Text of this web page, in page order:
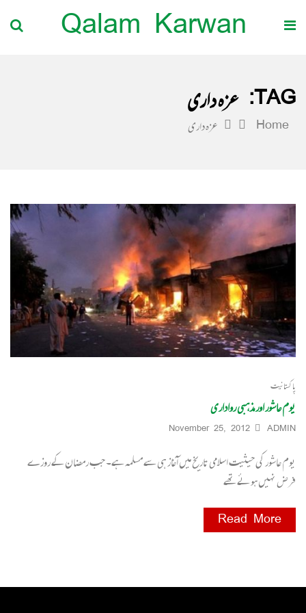
Qalam Karwan
TAG: عزہ داری
Home عزہ داری
پاکستانیت
یوم عاشور اور مذہبی رواداری
ADMIN
November 25, 2012
یوم عاشور کی حیثیت اسلامی تاریخ میں آغاز ہی سے مسلمہ ہے۔ جب رمضان کے روزے
فرض نہیں ہوئے تھے
Read More